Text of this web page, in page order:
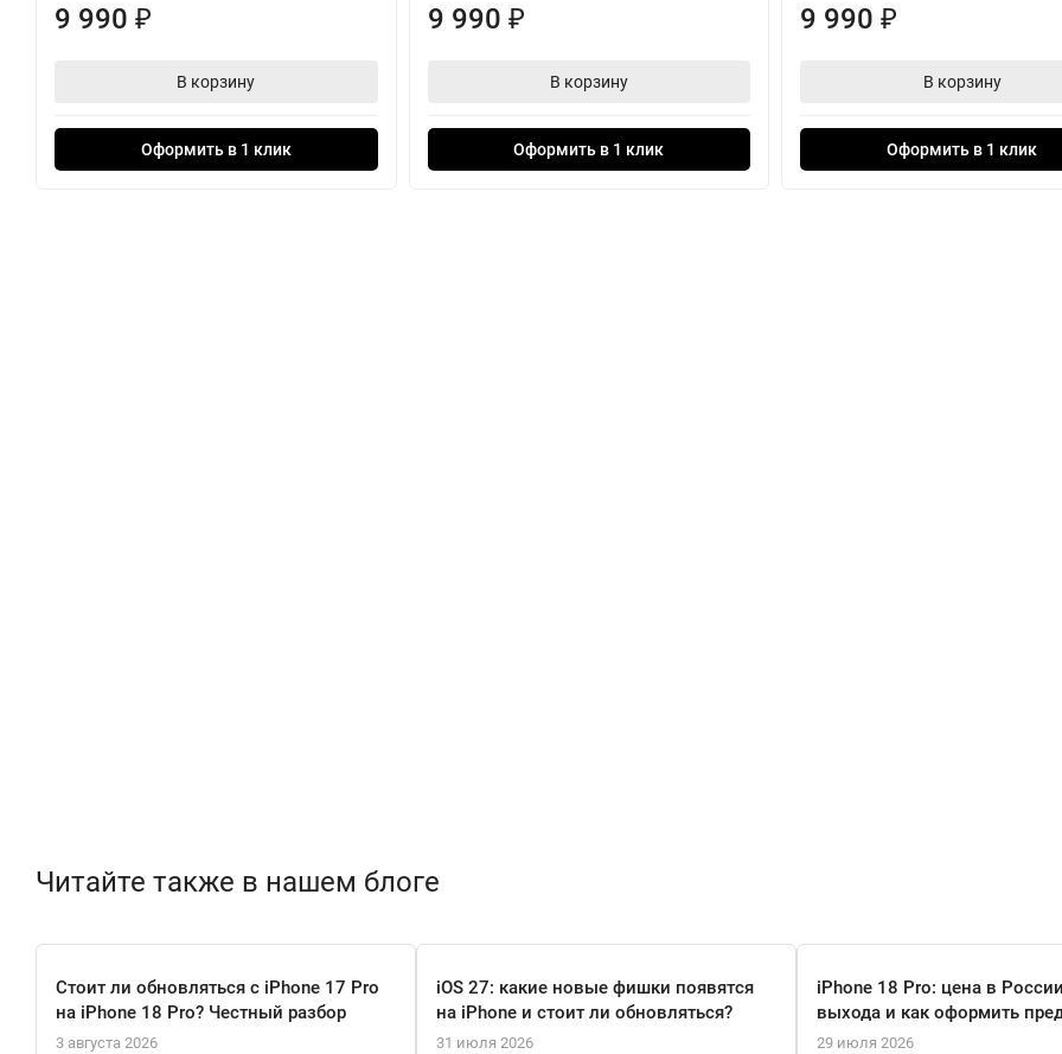
9 990 ₽
В корзину
Оформить в 1 клик
9 990 ₽
В корзину
Оформить в 1 клик
9 990₽
В корзину
Оформить в 1 клик
Читайте также в нашем блоге
Стоит ли обновляться с iPhone 17 Pro
на iPhone 18 Pro? Честный разбор
3 августа 2026
iOS 27: какие новые фишки появятся
на iPhone и стоит ли обновляться?
31 июля 2026
iPhone 18 Pro: цена в
выхода и как оформить
29 июля 2026